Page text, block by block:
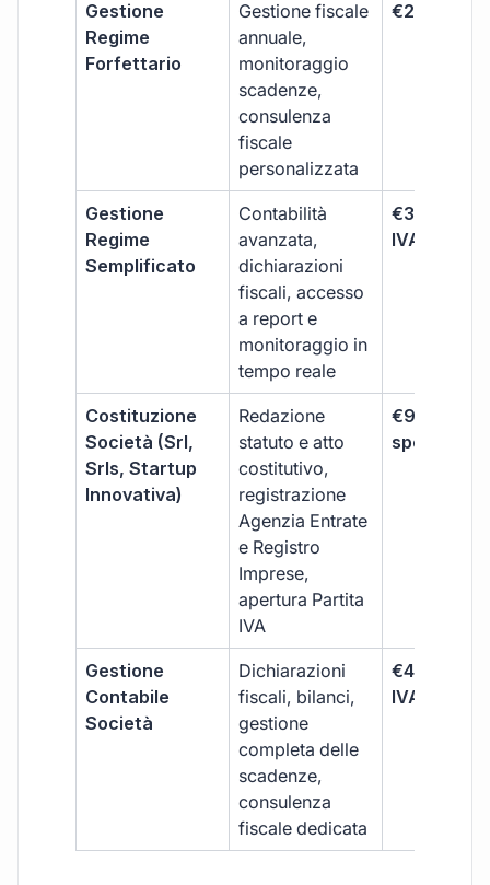
Gestione
Regime
Forfettario
Gestione fiscale
annuale,
monitoraggio
scadenze,
consulenza
fiscale
personalizzata
€264 +
Gestione
Regime
Semplificato
Contabilità
avanzata,
dichiarazioni
fiscali, accesso
a report e
monitoraggio in
tempo reale
€333 +
IVA/
Costituzione
Società (Srl,
Srls, Startup
Innovativa)
Redazione
statuto e atto
costitutivo,
registrazione
Agenzia Entrate
e Registro
Imprese,
apertura Partita
IVA
€99 + IVA
spese
Gestione
Contabile
Società
Dichiarazioni
fiscali, bilanci,
gestione
completa delle
scadenze,
consulenza
fiscale dedicata
€499 +
IVA/